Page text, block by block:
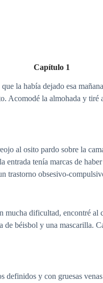
Capítulo 1
la había dejado esa
Acomodé la almohada y tiré
al osito pardo sobre la
tenía marcas de
obsesivo-
mucha dificultad, encontré
béisbol y una mascarilla.
y con gruesas